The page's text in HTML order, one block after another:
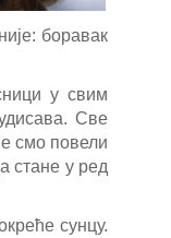
боравак
у свим
Све
смо повели
стане у ред
сунцу.